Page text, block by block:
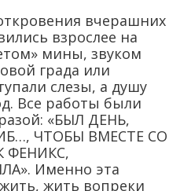
вчерашних
взрослее на
мины, звуком
града или
слезы, а душу
Все работы были
«БЫЛ ДЕНЬ,
ЧТОБЫ ВМЕСТЕ СО
ФЕНИКС,
Именно эта
жить вопреки